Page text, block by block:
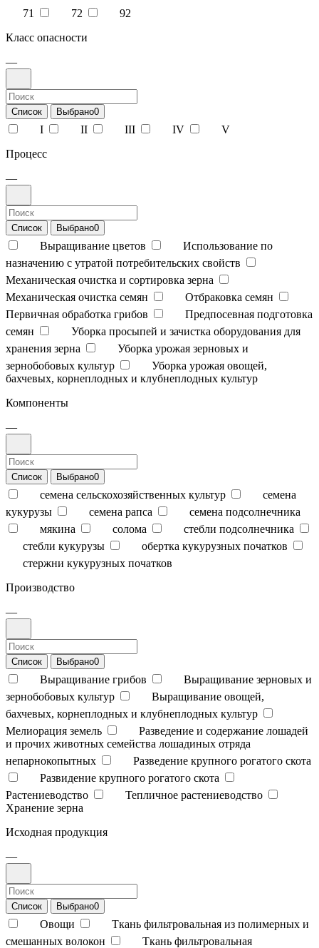
71
72
92
Класс опасности
—
Список Выбрано0
I II III IV
V
Процесс
—
Список Выбрано0
Выращивание цветов
Использование по
назначению с утратой потребительских свойств
Механическая очистка и сортировка зерна
Механическая очистка семян
Отбраковка семян
Первичная обработка грибов
Предпосевная подготовка
семян
Уборка просыпей и зачистка оборудования для
хранения зерна
Уборка урожая зерновых и
зернобобовых культур
Уборка урожая овощей,
бахчевых, корнеплодных и клубнеплодных культур
Компоненты
—
Список Выбрано0
семена сельскохозяйственных культур
семена
кукурузы
семена рапса
семена подсолнечника
мякина
солома
стебли подсолнечника
стебли кукурузы
обертка кукурузных початков
стержни кукурузных початков
Производство
—
Список Выбрано0
Выращивание грибов
Выращивание зерновых и
зернобобовых культур
Выращивание овощей,
бахчевых, корнеплодных и клубнеплодных культур
Мелиорация земель
Разведение и содержание лошадей
и прочих животных семейства лошадиных отряда
непарнокопытных
Разведение крупного рогатого скота
Развидение крупного рогатого скота
Растениеводство
Тепличное растениеводство
Хранение зерна
Исходная продукция
—
Список Выбрано0
Овощи
Ткань фильтровальная из полимерных и
смешанных волокон
Ткань фильтровальная